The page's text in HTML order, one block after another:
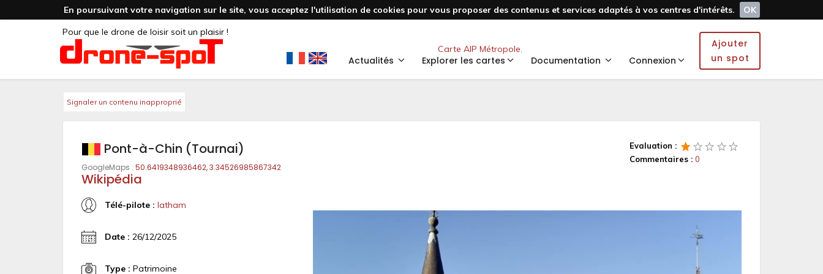
En poursuivant votre navigation sur le site, vous acceptez l'utilisation de cookies pour vous proposer des contenus et services adaptés à vos centres d'intérêts.
OK
Pour que le drone de loisir soit un plaisir !
Carte AIP Métropole.
Actualités Explorer les cartes Documentation Connexion
Ajouter
un spot
Signaler un contenu inapproprié
Evaluation :
Commentaires : 0
Pont-à-Chin (Tournai)
GoogleMaps : 50.6419348936462, 3.34526985867342
Wikipédia
Télé-pilote : latham
Date : 26/12/2025
Type : Patrimoine